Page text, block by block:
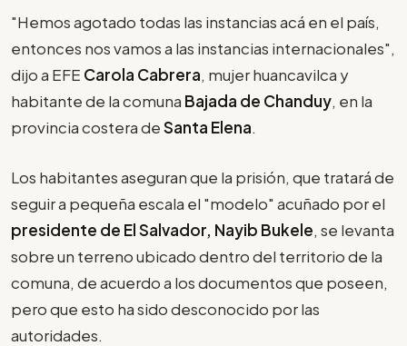
"Hemos agotado todas las instancias acá en el país,
entonces nos vamos a las instancias internacionales",
dijo a EFE Carola Cabrera, mujer huancavilca y
habitante de la comuna Bajada de Chanduy, en la
provincia costera deSanta Elena.
Los habitantes aseguran que la prisión, que tratará de
seguir a pequeña escala el "modelo" acuñado por el
presidente de El Salvador, Nayib Bukele, se levanta
sobre un terreno ubicado dentro del territorio de la
comuna, de acuerdo a los documentos que poseen,
pero que esto ha sido desconocido por las
autoridades.